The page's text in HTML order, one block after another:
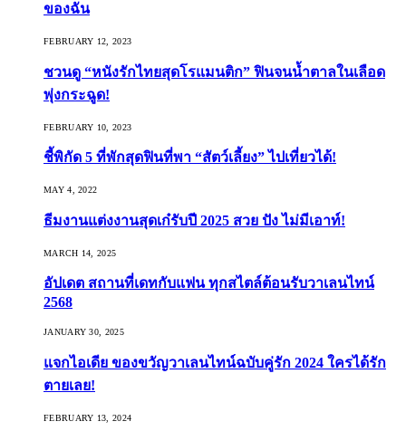
ของฉัน
FEBRUARY 12, 2023
ชวนดู “หนังรักไทยสุดโรแมนติก” ฟินจนน้ำตาลในเลือด
พุ่งกระฉูด!
FEBRUARY 10, 2023
ชี้พิกัด 5 ที่พักสุดฟินที่พา “สัตว์เลี้ยง” ไปเที่ยวได้!
MAY 4, 2022
ธีมงานแต่งงานสุดเก๋รับปี 2025 สวย ปัง ไม่มีเอาท์!
MARCH 14, 2025
อัปเดต สถานที่เดทกับแฟน ทุกสไตล์ต้อนรับวาเลนไทน์
2568
JANUARY 30, 2025
แจกไอเดีย ของขวัญวาเลนไทน์ฉบับคู่รัก 2024 ใครได้รัก
ตายเลย!
FEBRUARY 13, 2024